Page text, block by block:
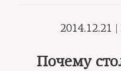
2014.12.21 |
Почему